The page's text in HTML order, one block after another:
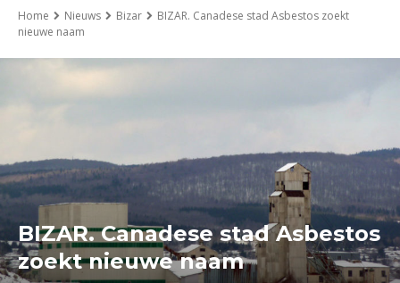
Home Nieuws Bizar
BIZAR. Canadese stad Asbestos zoekt
nieuwe naam
BIZAR. Canadese stad Asbestos
zoekt nieuwe naam